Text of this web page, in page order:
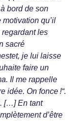
bord de son
qu’il
regardant les
sacré
je lui laisse
faire un
Il me rappelle
idée. On fonce !“.
[…] En tant
d’être